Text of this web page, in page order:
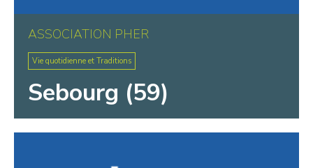
ASSOCIATION PHER
Vie quotidienne et Traditions
Sebourg (59)